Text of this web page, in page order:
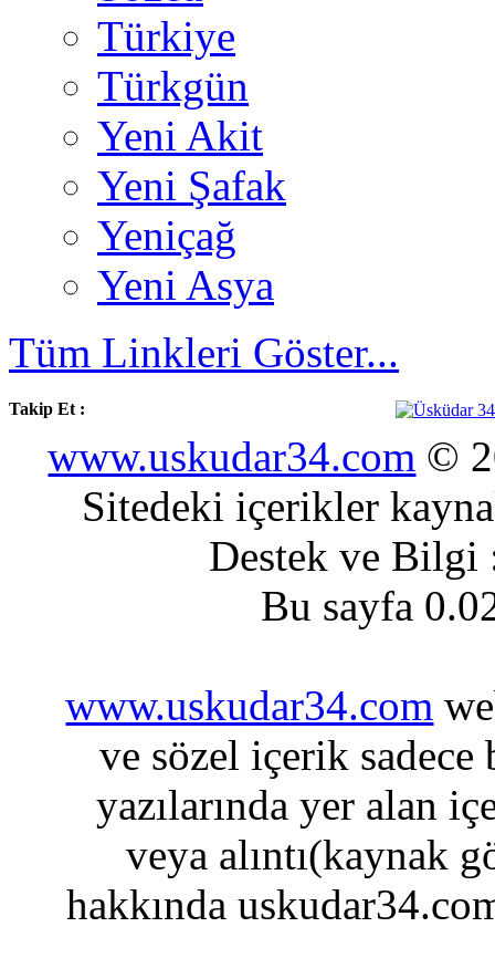
Türkiye
Türkgün
Yeni Akit
Yeni Şafak
Yeniçağ
Yeni Asya
Tüm Linkleri Göster...
Takip Et :
www.uskudar34.com ©
Sitedeki içerikler
Destek ve
Bu sayfa
www.uskudar34.com
ve sözel içerik sadece
yazılarında yer alan
veya alıntı(kaynak
hakkında